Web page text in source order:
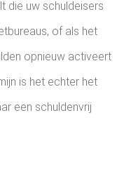
die uw schuldeisers
of als het
opnieuw activeert
is het echter het
een schuldenvrij